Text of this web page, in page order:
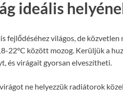
ideális
fejlődéséhez világos, de
22°C között mozog. Kerüljük a
és virágait gyorsan elveszítheti.
ne helyezzük radiátorok